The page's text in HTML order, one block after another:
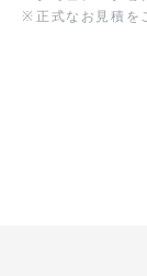
※ 正式なお見積を